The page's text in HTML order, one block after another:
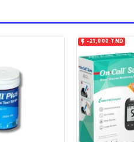
 -21,000 TND